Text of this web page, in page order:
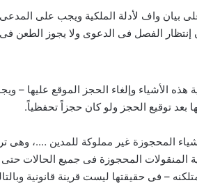
بيان واف لأدلة الملكية ويجب على
إنتظار الفصل فى الدعوى ولا يجوز الطعن
الأشياء وإلغاء الحجز الموقع عليها –
بعد توقيع الحجز ولو كان حجزاً تحفظياً.
المحجوزة غير مملوكة للمدين ….، وهى
المنقولات المحجوزة فى جميع الحالات حتى
– فى حقيقتها ليست قرينة قانونية